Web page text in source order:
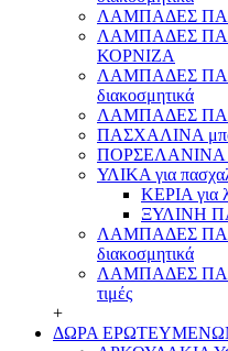
ΛΑΜΠΑΔΕΣ
ΛΑΜΠΑΔΕΣ
ΚΟΡΝΙΖΑ
ΛΑΜΠΑΔΕΣ
διακοσμητικά
ΛΑΜΠΑΔΕΣ
ΠΑΣΧΑΛΙΝΑ
ΠΟΡΣΕΛΑΝΙΝΑ
ΥΛΙΚΑ για
ΚΕΡΙΑ για
ΞΥΛΙΝΗ
ΛΑΜΠΑΔΕΣ
διακοσμητικά
ΛΑΜΠΑΔΕΣ
τιμές
+
ΔΩΡΑ